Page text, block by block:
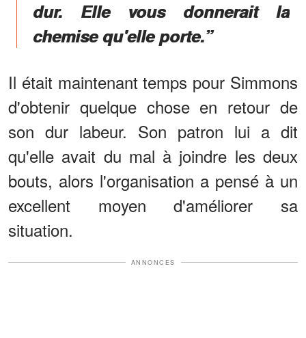
dur. Elle vous donnerait la
chemise qu'elle porte.”
Il était maintenant temps pour Simmons
d'obtenir quelque chose en retour de
son dur labeur. Son patron lui a dit
qu'elle avait du mal à joindre les deux
bouts, alors l'organisation a pensé à un
excellent moyen d'améliorer sa
situation.
ANNONCES